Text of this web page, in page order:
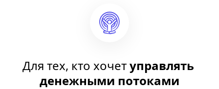
Для тех, кто хочет управлять
денежными потоками